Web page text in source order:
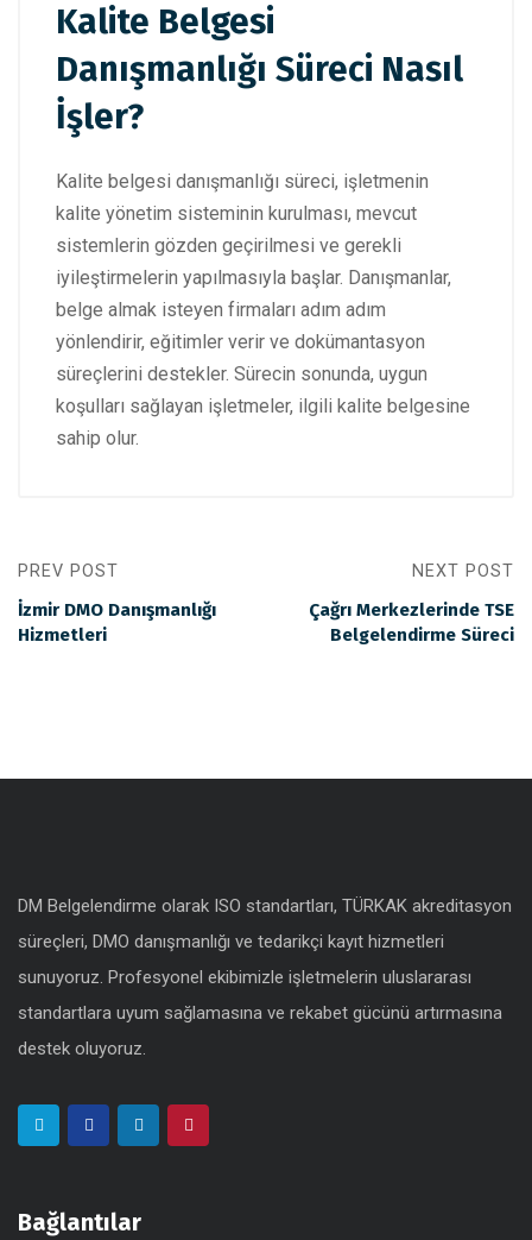
Kalite Belgesi
Danışmanlığı Süreci Nasıl
İşler?
Kalite belgesi danışmanlığı süreci, işletmenin
kalite yönetim sisteminin kurulması, mevcut
sistemlerin gözden geçirilmesi ve gerekli
iyileştirmelerin yapılmasıyla başlar. Danışmanlar,
belge almak isteyen firmaları adım adım
yönlendirir, eğitimler verir ve dokümantasyon
süreçlerini destekler. Sürecin sonunda, uygun
koşulları sağlayan işletmeler, ilgili kalite belgesine
sahip olur.
PREV POST
İzmir DMO Danışmanlığı
Hizmetleri
NEXT POST
Çağrı Merkezlerinde TSE
Belgelendirme Süreci
DM Belgelendirme olarak ISO standartları, TÜRKAK akreditasyon
süreçleri, DMO danışmanlığı ve tedarikçi kayıt hizmetleri
sunuyoruz. Profesyonel ekibimizle işletmelerin uluslararası
standartlara uyum sağlamasına ve rekabet gücünü artırmasına
destek oluyoruz.
Bağlantılar